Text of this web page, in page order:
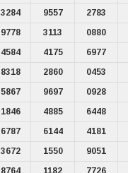
3284 9557 2783
9778 3113 0880
4584 4175 6977
8318 2860 0453
5867 9697 0928
1846 4885 6448
6787 6144 4181
3672 1550 9051
8764 1182 7726